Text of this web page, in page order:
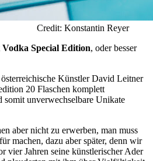
Credit: Konstantin Reyer
Special Edition, oder besser
Künstler David Leitner
20 Flaschen komplett
somit unverwechselbare Unikate
aber nicht zu erwerben, man muss
machen, dazu aber später, denn wir
vier Jahren seine künstlerischer Ader